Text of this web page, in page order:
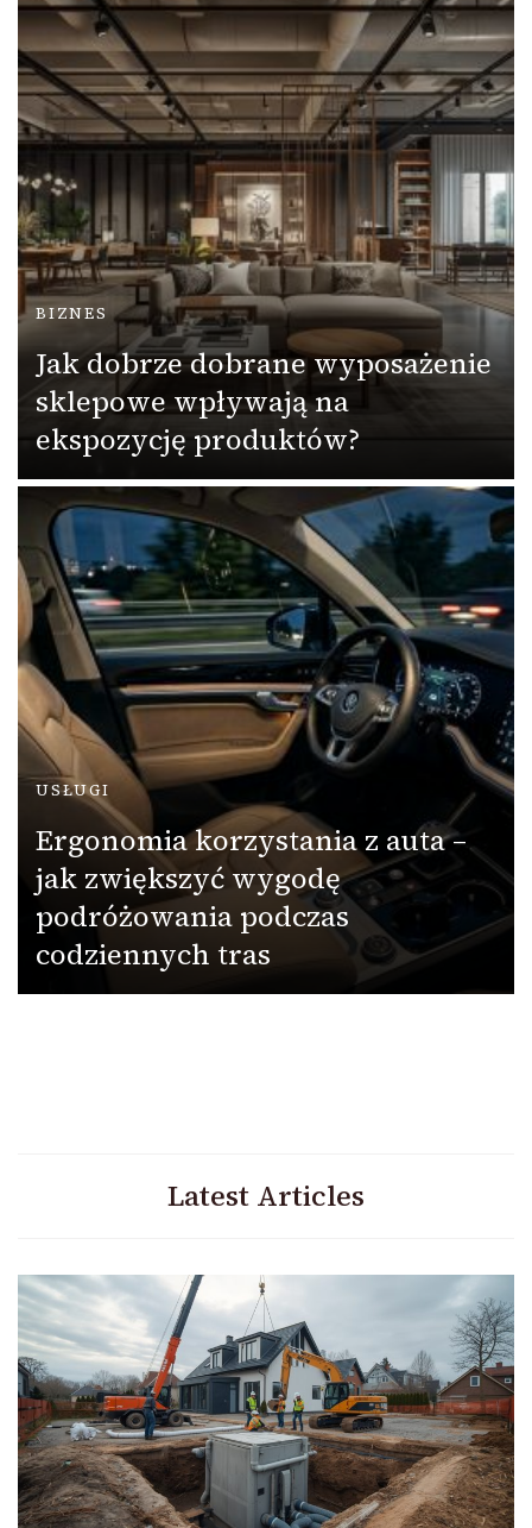
BIZNES
Jak dobrze dobrane wyposażenie
sklepowe wpływają na
ekspozycję produktów?
USŁUGI
Ergonomia korzystania z auta –
jak zwiększyć wygodę
podróżowania podczas
codziennych tras
Latest Articles